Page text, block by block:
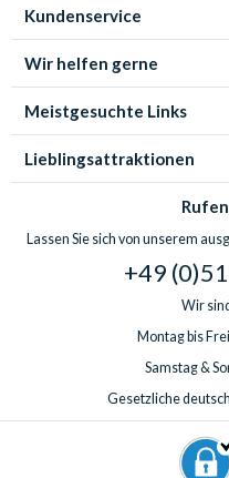
Kundenservice
Wir helfen gerne
Meistgesuchte Links
Lieblingsattraktionen
Lassen Sie sich von unserem
+49
Wir
Montag bis
Samstag &
Gesetzliche